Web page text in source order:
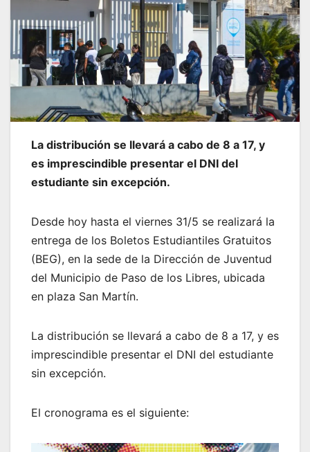
La distribución se llevará a cabo de 8 a 17, y
es imprescindible presentar el DNI del
estudiante sin excepción.
Desde hoy hasta el viernes 31/5 se realizará la
entrega de los Boletos Estudiantiles Gratuitos
(BEG), en la sede de la Dirección de Juventud
del Municipio de Paso de los Libres, ubicada
en plaza San Martín.
La distribución se llevará a cabo de 8 a 17, y es
imprescindible presentar el DNI del estudiante
sin excepción.
El cronograma es el siguiente: